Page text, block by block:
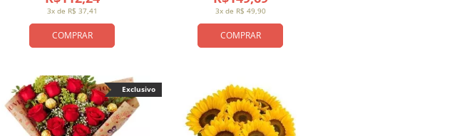
COMPRAR
3x de R$ 37,41
COMPRAR
3x de R$ 49,90
Exclusivo